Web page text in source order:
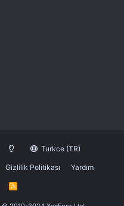
Turkce (TR)
Gizlilik Politikası Yardım
R